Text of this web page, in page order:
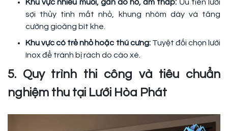
Khu vực nhiều muỗi, gần ao hồ, ẩm thấp: Ưu tiên lưới
sợi thủy tinh mắt nhỏ, khung nhôm dày và tăng
cường gioăng bít khe.
Khu vực có trẻ nhỏ hoặc thú cưng:Tuyệt đối chọn lưới
Inox để tránh bị rách do cào xé.
5. Quy trình thi công và tiêu chuẩn
nghiệm thu tại Lưới Hòa Phát